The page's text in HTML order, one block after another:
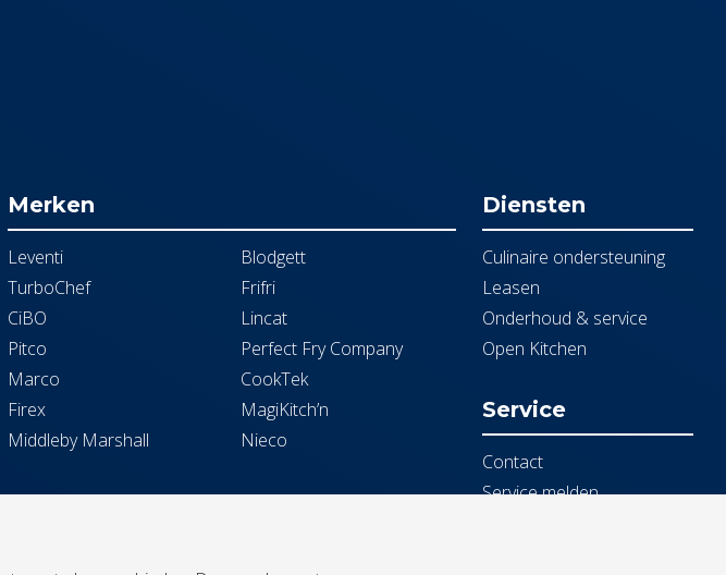
Merken
Leventi
TurboChef
CiBO
Pitco
Marco
Firex
Middleby Marshall
Blodgett
Frifri
Lincat
Perfect Fry Company
CookTek
MagiKitch’n
Nieco
Diensten
Culinaire ondersteuning
Leasen
Onderhoud & service
Open Kitchen
Service
Contact
Service melden